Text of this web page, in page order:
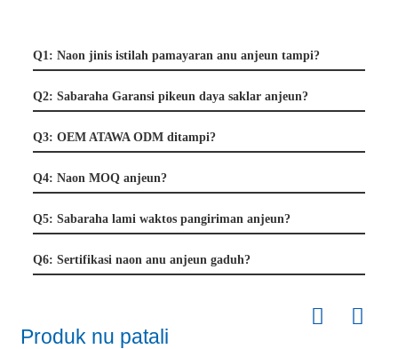
Q1: Naon jinis istilah pamayaran anu anjeun tampi?
Q2: Sabaraha Garansi pikeun daya saklar anjeun?
Q3: OEM ATAWA ODM ditampi?
Q4: Naon MOQ anjeun?
Q5: Sabaraha lami waktos pangiriman anjeun?
Q6: Sertifikasi naon anu anjeun gaduh?
Produk nu patali